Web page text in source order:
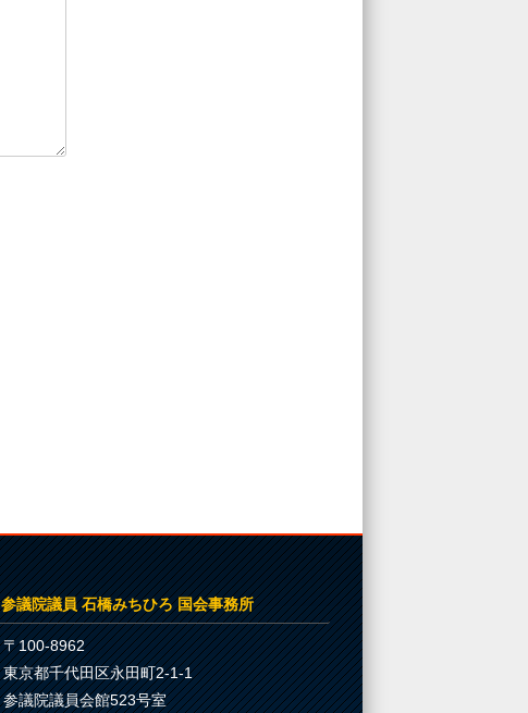
参議院議員 石橋みちひろ 国会事務所
〒100-8962
東京都千代田区永田町2-1-1
参議院議員会館523号室